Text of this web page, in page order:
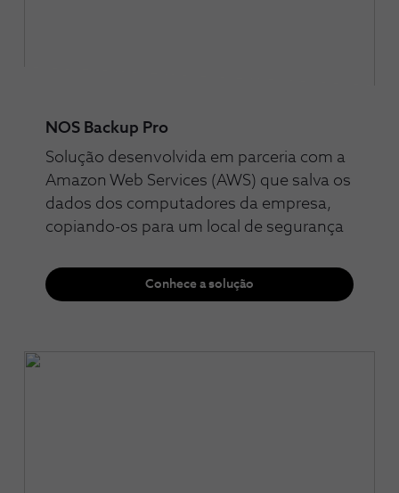
NOS Backup Pro
Solução desenvolvida em parceria com a
Amazon Web Services (AWS) que salva os
dados dos computadores da empresa,
copiando-os para um local de segurança
Conhece a solução